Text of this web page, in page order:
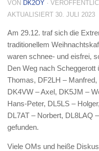
VON DK2OY ·
AKTUALISIERT 30. JULI 2023
Am 29.12. traf sich die
traditionellem
waren schnee- und eisfrei,
Den Weg nach Scheggerott
Thomas, DF2LH –
DK4VW – Axel, DK5JM –
Hans-Peter, DL5LS –
DL7AT – Norbert, DL8LAQ
gefunden.
Viele OMs und heiße